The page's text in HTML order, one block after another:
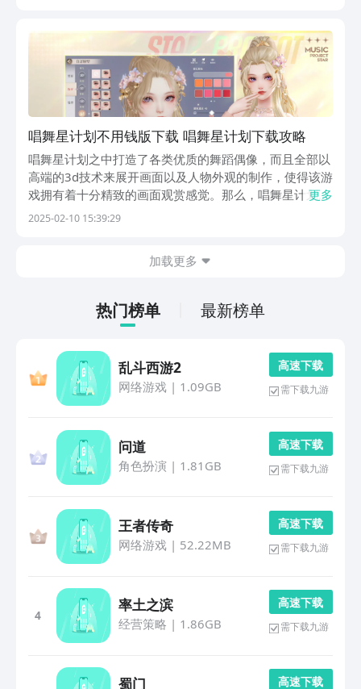
快...
唱舞星计划不用钱版下载 唱舞星计划下载攻略
唱舞星计划之中打造了各类优质的舞蹈偶像，而且全部以
高端的3d技术来展开画面以及人物外观的制作，使得该游
戏拥有着十分精致的画面观赏感觉。那么，唱舞星计划免
费下载的链接能够从哪里取得呢？如此好玩的手游怎么能
更多
2025-02-10 15:39:29
加载更多
热门榜单 最新榜单
乱斗西游2
网络游戏| 1.09GB
高 速 下 载
需下载九游
问道
角色扮演 | 1.81GB
高 速 下 载
需下载九游
王者传奇
网络游戏| 52.22MB
高 速 下 载
需下载九游
4
率土之滨
经营策略 | 1.86GB
高 速 下 载
需下载九游
蜀门 高 速 下 载